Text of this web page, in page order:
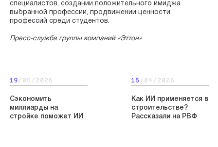
специалистов, создании положительного имиджа
выбранной профессии, продвижении ценности
профессий среди студентов.
Пресс-служба группы компаний «Эттон»
19 /05/2026
Сэкономить
миллиарды на
стройке поможет ИИ
15 /04/2026
Как ИИ применяется в
строительстве?
Рассказали на РВФ